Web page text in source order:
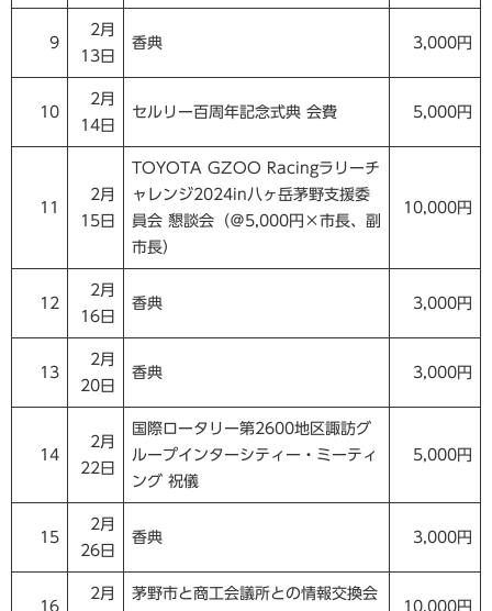
9
2月
13日
香典 3,000円
10
2月
14日
セルリー百周年記念式典 会費 5,000円
11
2月
15日
TOYOTA GZOO Racingラリーチ
ャレンジ2024in八ヶ岳茅野支援委
員会 懇談会（＠5,000円×市長、副
市長）
10,000円
12
2月
16日
香典 3,000円
13
2月
20日
香典 3,000円
14
2月
22日
国際ロータリー第2600地区諏訪グ
ループインターシティー・ミーティ
ング 祝儀
5,000円
15
2月
26日
香典 3,000円
16
2月
茅野市と商工会議所との情報交換会
10,000円